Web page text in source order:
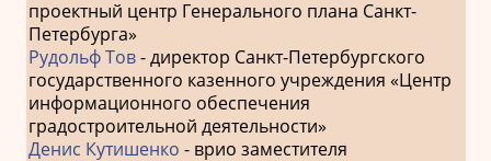
проектный центр Генерального плана Санкт-
Петербурга»
Рудольф Тов- директор Санкт-Петербургского
государственного казенного учреждения «Центр
информационного обеспечения
градостроительной деятельности»
Денис Кутишенко - врио заместителя